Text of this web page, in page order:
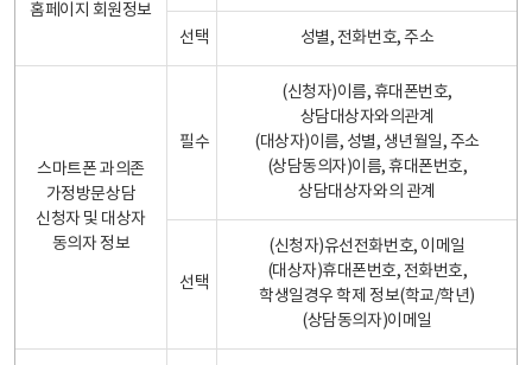
홈페이지 회원정보
선택 성별, 전화번호, 주소
스마트폰 과의존
가정방문상담
신청자 및 대상자
동의자 정보
필수
(신청자)이름, 휴대폰번호,
상담대상자와의관계
(대상자)이름, 성별, 생년월일, 주소
(상담동의자)이름, 휴대폰번호,
상담대상자와의 관계
선택
(신청자)유선전화번호, 이메일
(대상자)휴대폰번호, 전화번호,
학생일경우 학제 정보(학교/학년)
(상담동의자)이메일